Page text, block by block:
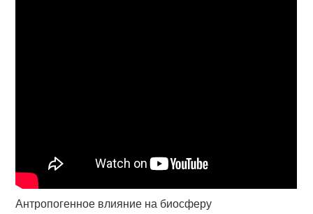
Антропогенное влияние на биосферу